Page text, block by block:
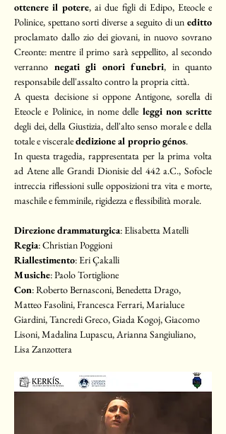
ottenere il potere, ai due figli di Edipo, Eteocle e
Polinice, spettano sorti diverse a seguito di un editto
proclamato dallo zio dei giovani, in nuovo sovrano
Creonte: mentre il primo sarà seppellito, al secondo
verranno negati gli onori funebri, in quanto
responsabile dell'assalto contro la propria città.
A questa decisione si oppone Antigone, sorella di
Eteocle e Polinice, in nome delle leggi non scritte
degli dei, della Giustizia, dell'alto senso morale e della
totale e viscerale dedizione al proprio génos.
In questa tragedia, rappresentata per la prima volta
ad Atene alle Grandi Dionisie del 442 a.C., Sofocle
intreccia riflessioni sulle opposizioni tra vita e morte,
maschile e femminile, rigidezza e flessibilità morale.
Direzione drammaturgica: Elisabetta Matelli
Regia: Christian Poggioni
Riallestimento: Eri Çakalli
Musiche: Paolo Tortiglione
Con: Roberto Bernasconi, Benedetta Drago,
Matteo Fasolini, Francesca Ferrari, Marialuce
Giardini, Tancredi Greco, Giada Kogoj, Giacomo
Lisoni, Madalina Lupascu, Arianna Sangiuliano,
Lisa Zanzottera